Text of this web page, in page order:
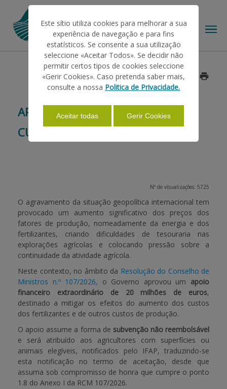
AJUDAS/APOIOS
INFORMAÇÕES
PAGAMENTOS
APOIO AO BENEFICIÁRIO
Entrar / Registar
APOIO EXTRAORDINÁRIO AOS
CUSTOS DE PRODUÇÃO
Data: 2026/07/07
Nº de visualizações: 5725
O agravamento da situação geopolítica internacional tem
provocado um aumento significativo dos preços dos
fatores de produção, nomeadamente da energia e dos
fertilizantes, criando dificuldades de tesouraria nas
explorações agrícolas e colocando pressão sobre a
continuidade da atividade agrícola.
Neste contexto, no âmbito da Resolução do Conselho de
Ministros n.º 107/2026, o Governo aprovou um apoio
financeiro extraordinário de 20 milhões de euros,
destinado a mitigar os efeitos do aumento dos custos
dos fertilizantes e de outros custos de produção.
O apoio assume a forma de subvenção não reembolsável
e será atribuído aos agricultores com superfícies ou
animais elegíveis, notificados pelo IFAP, traduzindo-se
esta notificação no termo de aceitação, desde que
assuma sob compromisso de honra que cumpre o ponto
1.8 do Anexo I da RCM 107/2026.
Este sítio utiliza cookies para melhorar a sua
experiência de navegação e para fins
estatísticos. Se consente a sua utilização
seleccione «Aceitar Todos». Se decidir não
permitir certos tipos de cookies seleccione
«Gerir Cookies». Caso pretenda saber mais,
consulte a nossa Politica de Privacidade.
Aceitar todas Gerir Cookies